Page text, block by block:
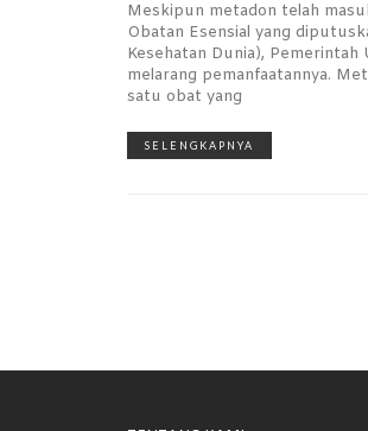
Meskipun metadon telah
Obatan Esensial yang
Kesehatan Dunia), Pemerintah
melarang pemanfaatannya.
satu obat yang
SELENGKAPNYA